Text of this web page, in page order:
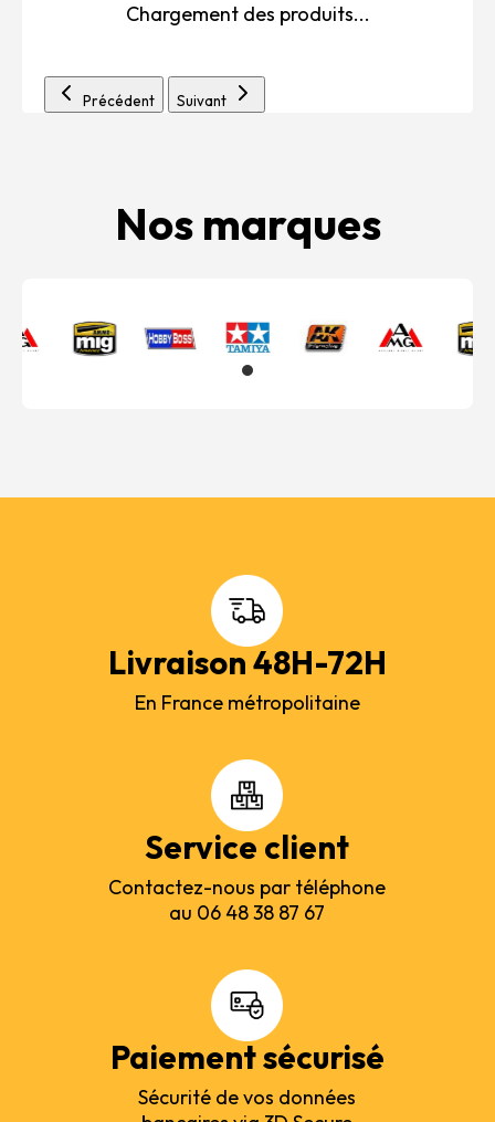
Chargement des produits...
Précédent Suivant
Nos marques
Livraison 48H-72H
En France métropolitaine
Service client
Contactez-nous par téléphone
au 06 48 38 87 67
Paiement sécurisé
Sécurité de vos données